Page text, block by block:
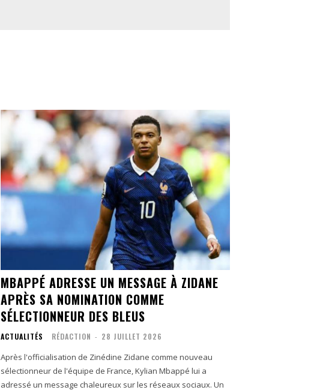
MBAPPÉ ADRESSE UN MESSAGE À ZIDANE
APRÈS SA NOMINATION COMME
SÉLECTIONNEUR DES BLEUS
ACTUALITÉS RÉDACTION - 28 JUILLET 2026
Après l'officialisation de Zinédine Zidane comme nouveau
sélectionneur de l'équipe de France, Kylian Mbappé lui a
adressé un message chaleureux sur les réseaux sociaux. Un